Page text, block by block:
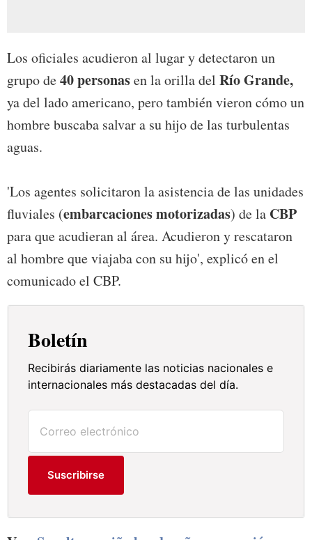
Los oficiales acudieron al lugar y detectaron un
grupo de40 personasen la orilla del Río Grande,
ya del lado americano, pero también vieron cómo un
hombre buscaba salvar a su hijo de las turbulentas
aguas.
'Los agentes solicitaron la asistencia de las unidades
fluviales (embarcaciones motorizadas) de la CBP
para que acudieran al área. Acudieron y rescataron
al hombre que viajaba con su hijo', explicó en el
comunicado el CBP.
Boletín
Recibirás diariamente las noticias nacionales e
internacionales más destacadas del día.
Suscribirse